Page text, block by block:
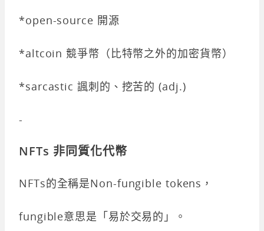
*open-source 開源
*altcoin 競爭幣（比特幣之外的加密貨幣）
*sarcastic 諷刺的、挖苦的 (adj.)
-
NFTs 非同質化代幣
NFTs的全稱是Non-fungible tokens，
fungible意思是「易於交易的」。